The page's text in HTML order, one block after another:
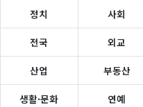
정치 사회
전국 외교
산업 부동산
생활·문화 연예